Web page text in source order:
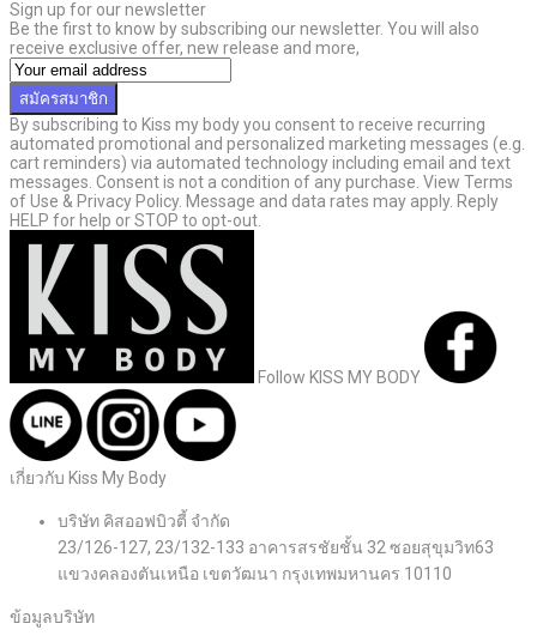
Sign up for our newsletter
Be the first to know by subscribing our newsletter. You will also
receive exclusive offer, new release and more,
สมัครสมาชิก
By subscribing to Kiss my body you consent to receive recurring
automated promotional and personalized marketing messages (e.g.
cart reminders) via automated technology including email and text
messages. Consent is not a condition of any purchase. View Terms
of Use & Privacy Policy. Message and data rates may apply. Reply
HELP for help or STOP to opt-out.
Follow KISS MY BODY
เกี่ยวกับ Kiss My Body
บริษัท คิสออฟบิวตี้ จำกัด
23/126-127, 23/132-133 อาคารสรชัยชั้น 32 ซอยสุขุมวิท63
แขวงคลองตันเหนือ เขตวัฒนา กรุงเทพมหานคร 10110
ข้อมูลบริษัท